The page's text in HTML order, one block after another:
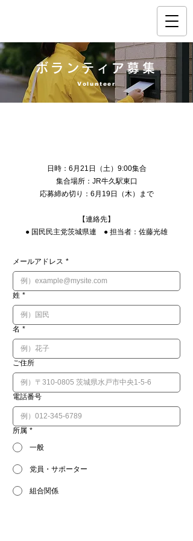
ボランティア募集
Volunteer
日時：6月21日（土）9:00集合
集合場所：JR牛久駅東口
応募締め切り：6月19日（木）まで
【連絡先】
● 国民民主党茨城県連 ● 担当者：佐藤光雄
メールアドレス *
姓 *
名 *
ご住所
電話番号
所属 *
一般
党員・サポーター
組合関係